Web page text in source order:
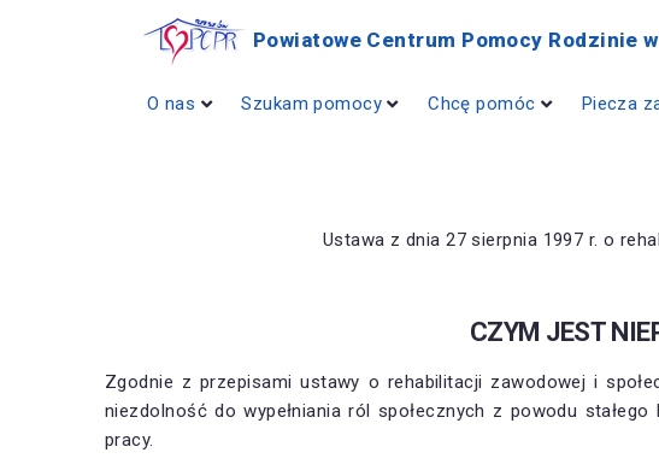
Powiatowe Centrum Pomocy Rodzinie
O nas Szukam pomocy Chcę pomóc Piecza
Ustawa z dnia 27 sierpnia 1997 r. o
CZYM JEST
Zgodnie z przepisami ustawy o rehabilitacji zawodowej i
niezdolność do wypełniania ról społecznych z powodu
pracy.